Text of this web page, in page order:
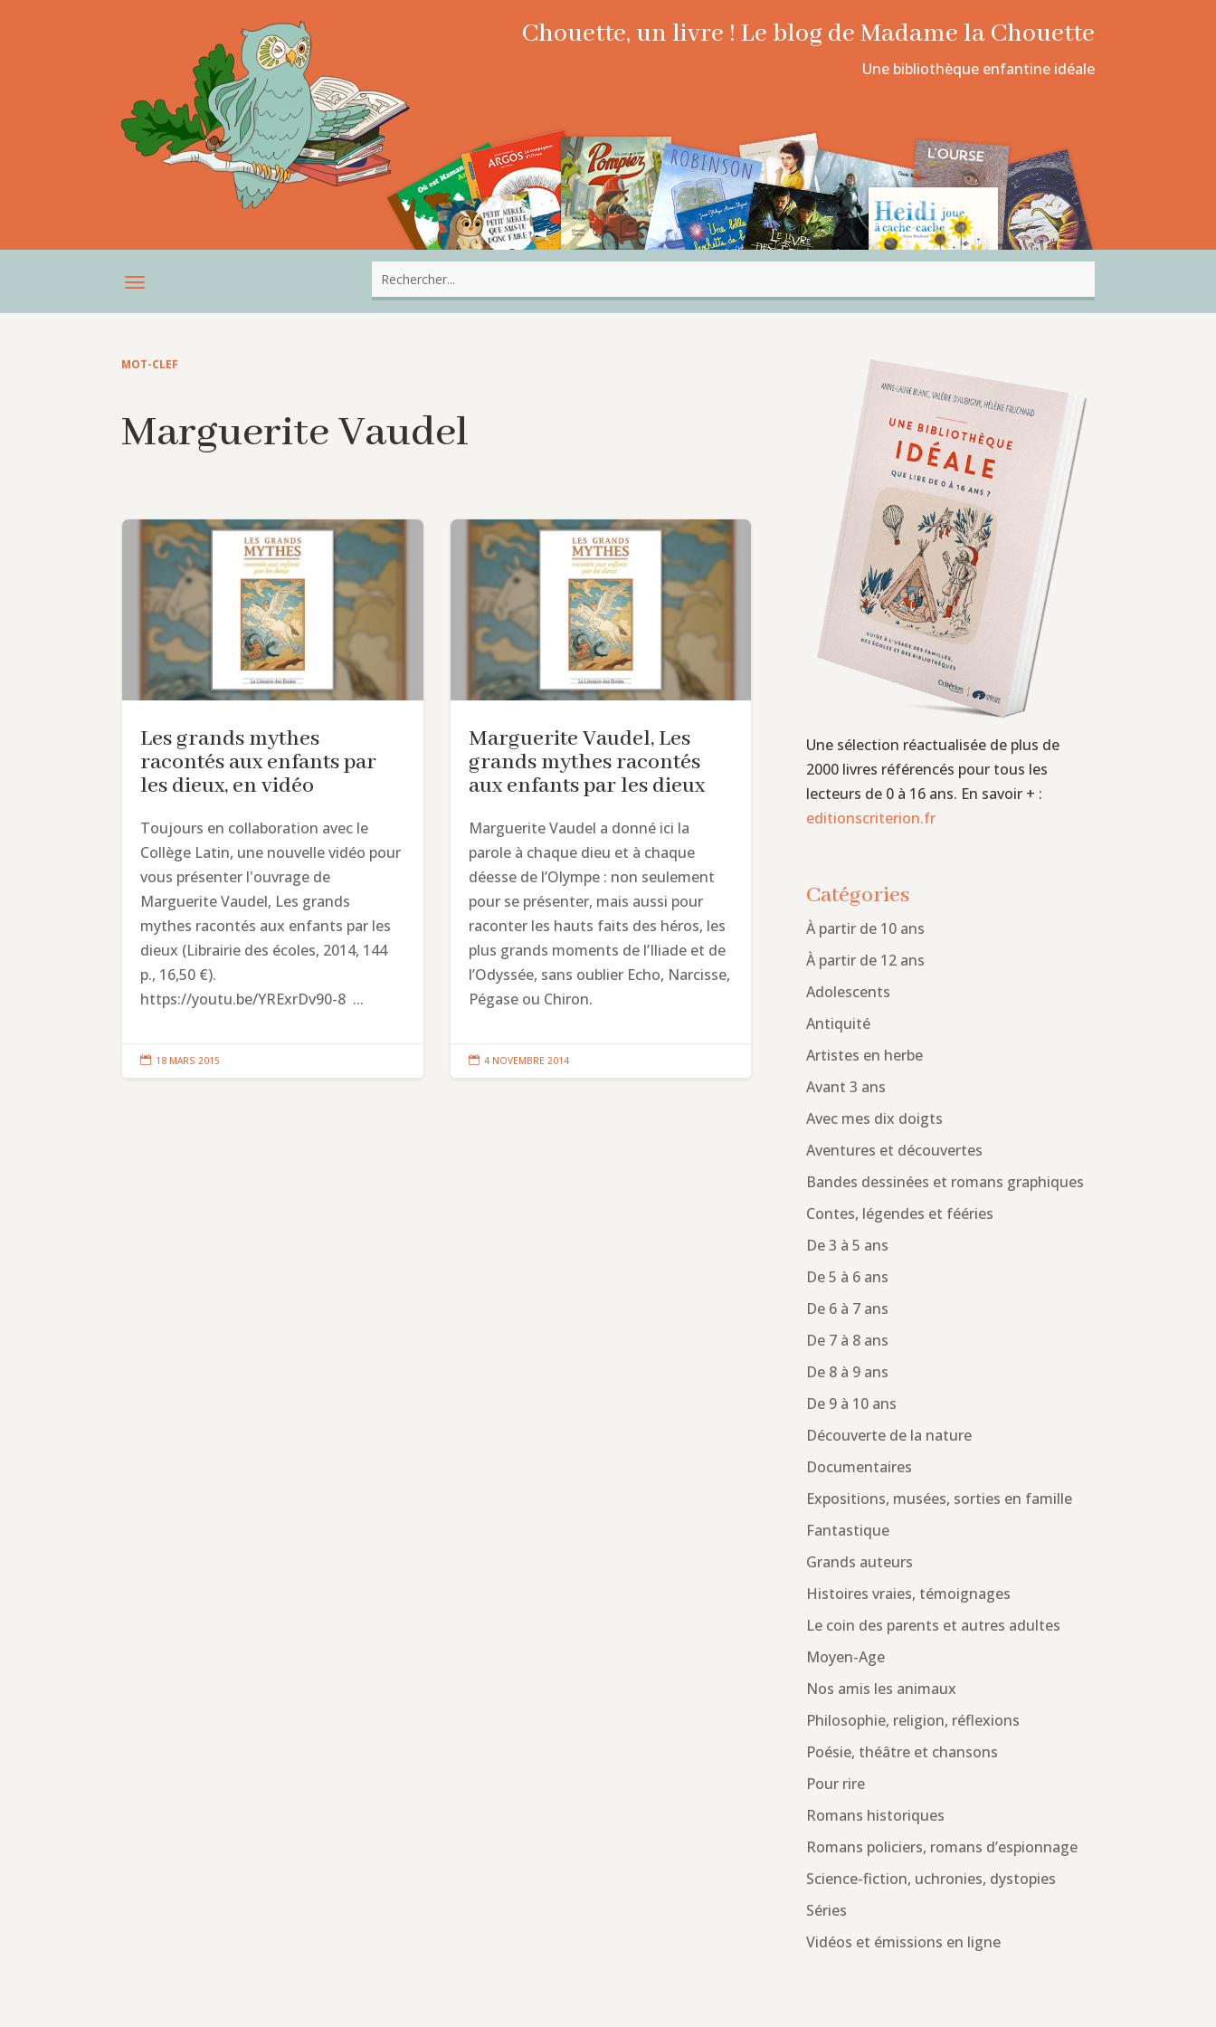
Chouette, un livre ! Le blog de Madame la Chouette
Une bibliothèque enfantine idéale
MOT-CLEF
Marguerite Vaudel
Les grands mythes
racontés aux enfants par
les dieux, en vidéo
Toujours en collaboration avec le
Collège Latin, une nouvelle vidéo pour
vous présenter l'ouvrage de
Marguerite Vaudel, Les grands
mythes racontés aux enfants par les
dieux (Librairie des écoles, 2014, 144
p., 16,50 €).
https://youtu.be/YRExrDv90-8 ...
 18 MARS 2015
Marguerite Vaudel, Les
grands mythes racontés
aux enfants par les dieux
Marguerite Vaudel a donné ici la
parole à chaque dieu et à chaque
déesse de l’Olympe : non seulement
pour se présenter, mais aussi pour
raconter les hauts faits des héros, les
plus grands moments de l’Iliade et de
l’Odyssée, sans oublier Echo, Narcisse,
Pégase ou Chiron.
 4 NOVEMBRE 2014
Une sélection réactualisée de plus de
2000 livres référencés pour tous les
lecteurs de 0 à 16 ans. En savoir + :
editionscriterion.fr
Catégories
À partir de 10 ans
À partir de 12 ans
Adolescents
Antiquité
Artistes en herbe
Avant 3 ans
Avec mes dix doigts
Aventures et découvertes
Bandes dessinées et romans graphiques
Contes, légendes et fééries
De 3 à 5 ans
De 5 à 6 ans
De 6 à 7 ans
De 7 à 8 ans
De 8 à 9 ans
De 9 à 10 ans
Découverte de la nature
Documentaires
Expositions, musées, sorties en famille
Fantastique
Grands auteurs
Histoires vraies, témoignages
Le coin des parents et autres adultes
Moyen-Age
Nos amis les animaux
Philosophie, religion, réflexions
Poésie, théâtre et chansons
Pour rire
Romans historiques
Romans policiers, romans d’espionnage
Science-fiction, uchronies, dystopies
Séries
Vidéos et émissions en ligne